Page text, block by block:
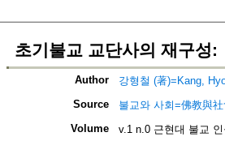
초기불교 교단사의 재구성:
Author
강형철 (著)=Kang,
Source
불교와 사회=佛教與
Volume
v.1 n.0 근현대 불교